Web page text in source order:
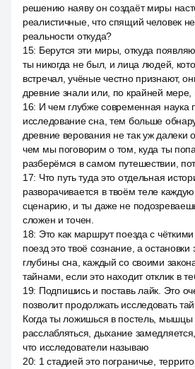
решению наяву он создаёт миры
реалистичные, что спящий человек
реальности откуда?
15: Берутся эти миры, откуда
ты никогда не был, и лица людей,
встречал, учёные честно признают,
древние знали или, по крайней мере,
16: И чем глубже современная наука
исследование сна, тем больше
древние верования не так уж далеки
чем мы поговорим о том, куда ты
разберёмся в самом путешествии,
17: Что путь туда это отдельная
разворачивается в твоём теле
сценарию, и ты даже не
сложен и точен.
18: Это как маршрут поезда с
поезд это твоё сознание, а остановки
глубины сна, каждый со своими
тайнами, если это находит отклик в
19: Подпишись и поставь лайк. Это
позволит продолжать исследовать
Когда ты ложишься в постель,
расслабляться, дыхание
что исследователи называю
20: 1 стадией это пограничье,